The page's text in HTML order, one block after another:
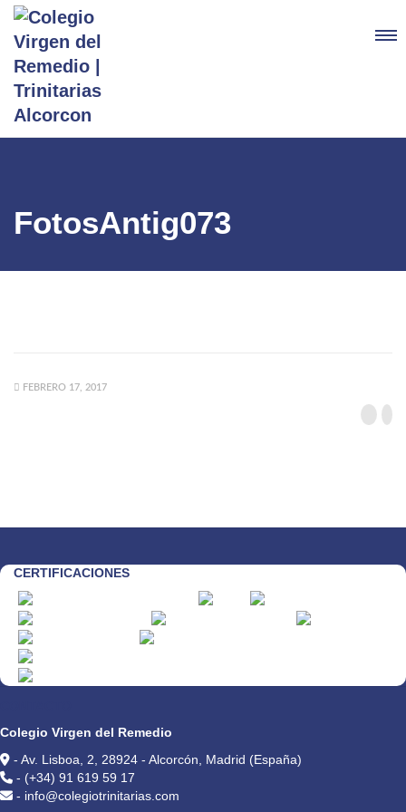
FotosAntig073
FEBRERO 17, 2017
CERTIFICACIONES
Colegio Virgen del Remedio
- Av. Lisboa, 2, 28924 - Alcorcón, Madrid (España)
- (+34) 91 619 59 17
- info@colegiotrinitarias.com